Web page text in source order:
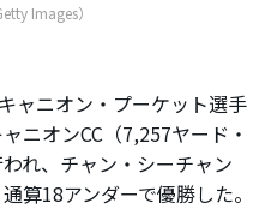
Images）
ャニオン・プーケット選手
ニオンCC（7,257ヤード・
れ、チャン・シーチャン
算18アンダーで優勝した。